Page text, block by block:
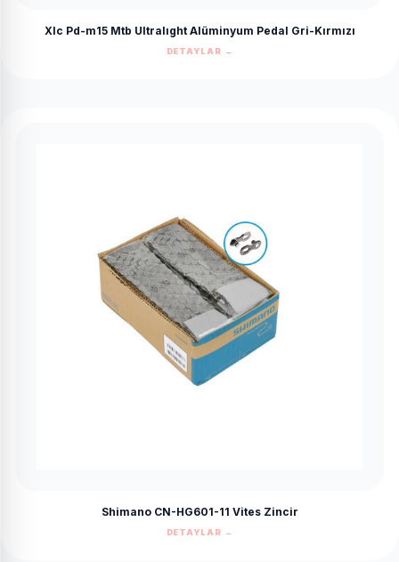
Xlc Pd-m15 Mtb Ultralıght Alüminyum Pedal Gri-Kırmızı
DETAYLAR →
Shimano CN-HG601-11 Vites Zincir
DETAYLAR →